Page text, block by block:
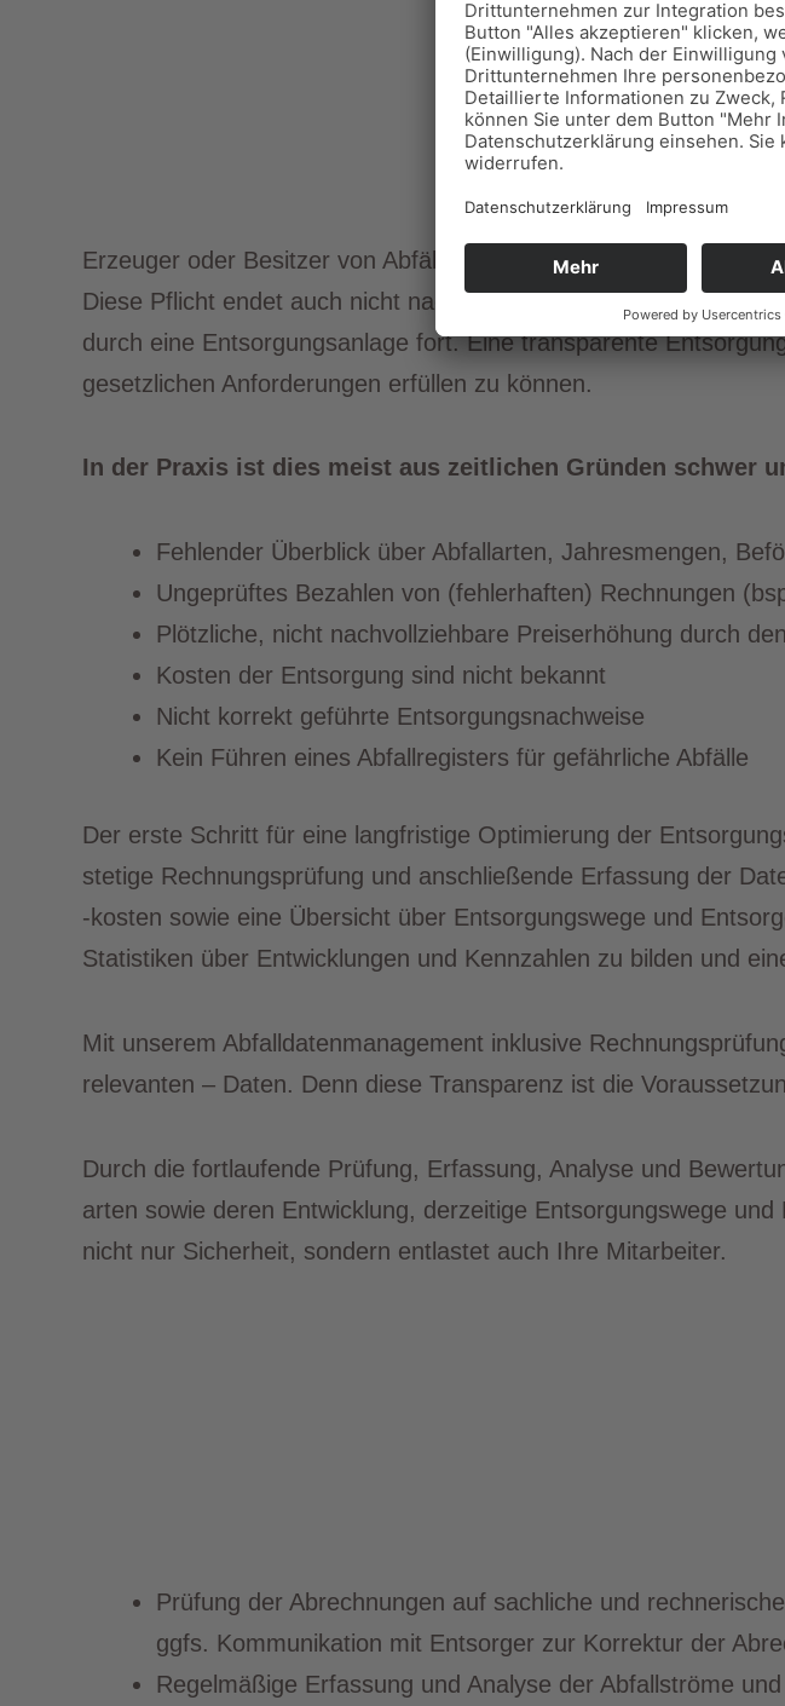
Erzeuger oder Besitzer von Abfällen haften für eine
Diese Pflicht endet auch nicht nach der Überlassung der
durch eine Entsorgungsanlage fort. Eine transparente
gesetzlichen Anforderungen erfüllen zu können.
In der Praxis ist dies meist aus zeitlichen Gründen schwer
Fehlender Überblick über Abfallarten, Jahresmengen,
Ungeprüftes Bezahlen von (fehlerhaften) Rechnungen
Plötzliche, nicht nachvollziehbare Preiserhöhung durch
Kosten der Entsorgung sind nicht bekannt
Nicht korrekt geführte Entsorgungsnachweise
Kein Führen eines Abfallregisters für gefährliche Abfälle
Der erste Schritt für eine langfristige Optimierung der
stetige Rechnungsprüfung und anschließende Erfassung der
-kosten sowie eine Übersicht über Entsorgungswege und
Statistiken über Entwicklungen und Kennzahlen zu bilden und
Mit unserem Abfalldatenmanagement inklusive
relevanten – Daten. Denn diese Transparenz ist die
Durch die fortlaufende Prüfung, Erfassung, Analyse und
arten sowie deren Entwicklung, derzeitige Entsorgungswege
nicht nur Sicherheit, sondern entlastet auch Ihre Mitarbeiter.
Prüfung der Abrechnungen auf sachliche und
ggfs. Kommunikation mit Entsorger zur Korrektur der
Regelmäßige Erfassung und Analyse der Abfallströme